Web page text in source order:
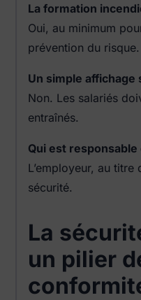
La formation
Oui, au minimum
prévention du risque.
Un simple affichage
Non. Les salariés
entraînés.
Qui est responsable
L’employeur, au
sécurité.
La
un pilier